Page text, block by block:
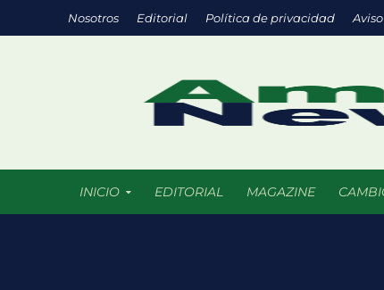
Nosotros Editorial Política de privacidad
INICIO EDITORIAL MAGAZINE